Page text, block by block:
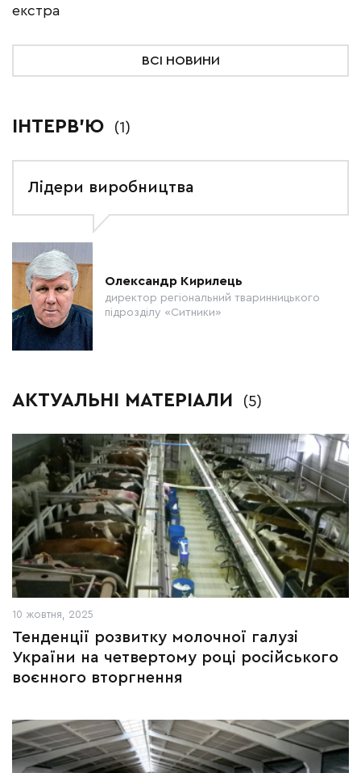
екстра
ВСІ НОВИНИ
ІНТЕРВ'Ю (1)
Лідери виробництва
Олександр Кирилець
директор регіональний тваринницького
підрозділу «Ситники»
АКТУАЛЬНІ МАТЕРІАЛИ (5)
10 жовтня, 2025
Тенденції розвитку молочної галузі
України на четвертому році російського
воєнного вторгнення